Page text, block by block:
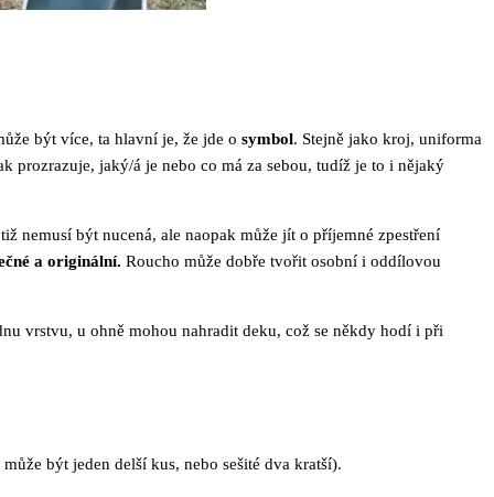
být více, ta hlavní je, že jde o symbol. Stejně jako kroj, uniforma
prozrazuje, jaký/á je nebo co má za sebou, tudíž je to i nějaký
nemusí být nucená, ale naopak může jít o příjemné zpestření
a originální. Roucho může dobře tvořit osobní i oddílovou
vrstvu, u ohně mohou nahradit deku, což se někdy hodí i při
být jeden delší kus, nebo sešité dva kratší).